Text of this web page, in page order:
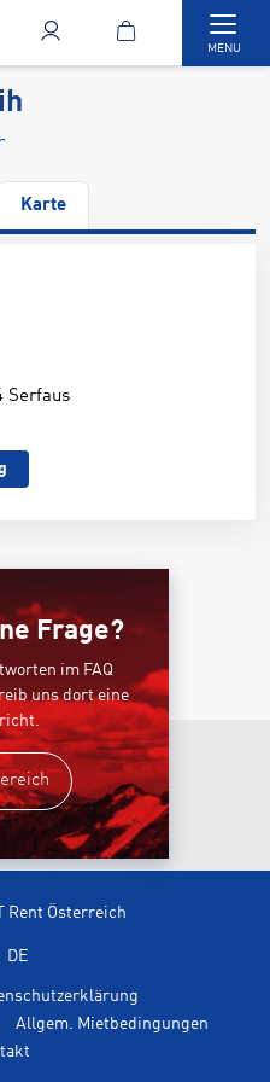
MENU
Karte
Serfaus
Frage?
im FAQ
uns dort eine
Rent Österreich
DE
Allgem. Mietbedingungen